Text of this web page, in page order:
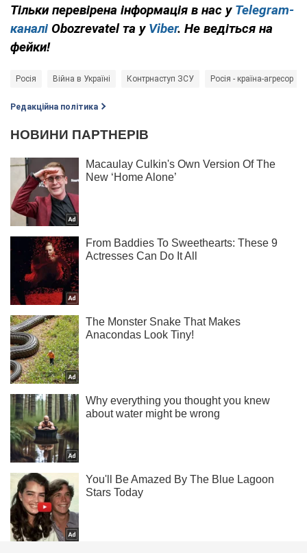
Тільки перевірена інформація в нас у Telegram-
каналі Obozrevatel та у Viber. Не ведіться на
фейки!
Росія Війна в Україні Контрнаступ ЗСУ Росія - країна-агресор
Редакційна політика